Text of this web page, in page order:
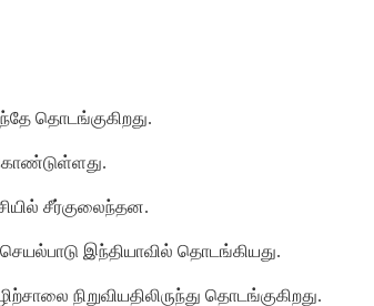
தொடங்குகிறது.
சீர்குலைந்தன.
இந்தியாவில் தொடங்கியது.
நிறுவியதிலிருந்து தொடங்குகிறது.